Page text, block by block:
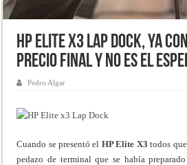
HP Elite x3 Lap Dock, ya
precio final y no es el
Pedro Algar
Cuando se presentó el HP Elite X3 todos
pedazo de terminal que se había